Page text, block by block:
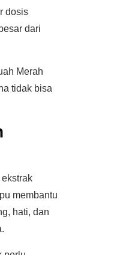
dosis
dari
Merah
tidak bisa
membantu
hati, dan